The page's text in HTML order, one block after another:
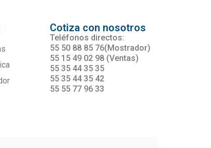
Cotiza con nosotros
Teléfonos directos:
55 50 88 85 76(Mostrador)
55 15 49 02 98 (Ventas)
55 35 44 35 35
55 35 44 35 42
55 55 77 96 33